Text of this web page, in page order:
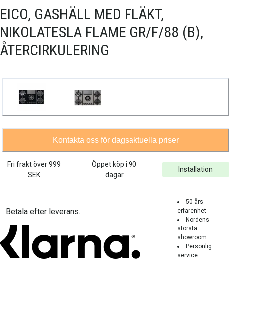
EICO, GASHÄLL MED FLÄKT,
NIKOLATESLA FLAME GR/F/88 (B),
ÅTERCIRKULERING
Kontakta oss för dagsaktuella priser
Fri frakt över999
SEK
Öppet köp i 90
dagar
Installation
Betala efter leverans.
50 års
erfarenhet
Nordens
största
showroom
Personlig
service